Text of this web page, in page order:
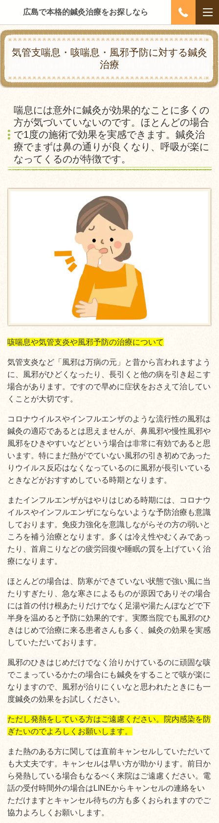
広島で本格的鍼灸治療をお探しなら
気管支喘息・咳喘息・風邪予防に対する鍼灸
治療
喘息には意外に鍼灸が効果的なことに多くの
方が気づいていないのです。ほとんどの場合
で1度の施術で効果を実感できます。鍼灸治
療でまずは鼻の通りが良くなり、呼吸が楽に
なってくるのが特徴です。
咳喘息や気管支炎や風邪予防の治療について
気管支炎など「風邪は万病の元」と昔から言われますよう
に、風邪がひどくなったり、長引くと他の病を引き起こす
場合があります。ですので早めに症状をおさえて治してい
くことが大切です。
コロナウイルスやインフルエンザのような流行性の風邪は
鍼灸の適応であるとは思えませんが、鼻風邪や慢性風邪や
風邪をひきやすいなどという場合は非常に有効であると思
います。特にまだ熱がでていない風邪の引き初めであった
りウイルス反応はなくなっているのに風邪が長引いている
ときなどがおすすめしている時期となります。
またインフルエンザがはやりはじめる時期には、コロナウ
イルスやインフルエンザにならないような予防治療も意識
しております。免疫力強化を意識しながらその方の弱いと
ころを補う治療となります。多くは冷え性やむくみであっ
たり、首肩こりなどの疲労回復や睡眠の質を上げていく治
療になります。
ほとんどの場合は、防寒ができていない状態で強い風に当
たりすぎたり、急な寒さによるものが原因でありその場合
には首の付け根あたりだけでなく足湯や湯たんぽなどで下
半身を温めると予防に効果的です。実際当院でも風邪のひ
きはじめで治療に来る患者さんも多く、鍼灸の効果を実感
していただいております。
風邪のひきはじめだけでなく治りかけているのに頑固な咳
でこまっているかたの場合にも鍼灸をすることで咳が楽に
なりますので、風邪が治りにくいなと思われたときにも一
度鍼灸の効果をお試しください。
ただし発熱をしている方はご遠慮ください。院内感染を防
ぎたいのでよろしくお願いします。
また熱のある方に関しては直前キャンセルしていただいて
も大丈夫です。キャンセルは早い方が助かります。前日か
ら発熱している場合もなるべく来院はご遠慮ください。電
話の受付時間外の場合はLINEからキャンセルの連絡をい
ただけますとキャンセル待ちの方も多くおられますのでご
協力よろしくお願いします。